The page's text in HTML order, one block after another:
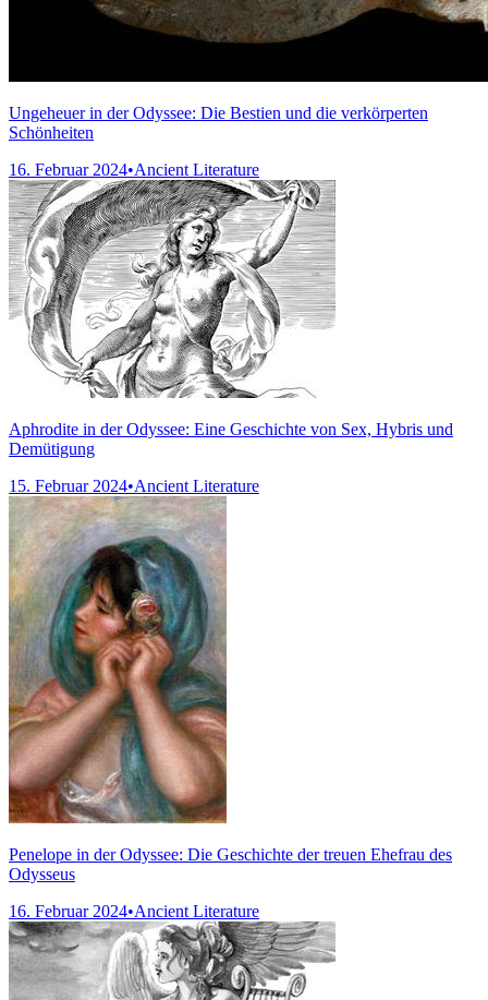
Ungeheuer in der Odyssee: Die Bestien und die verkörperten
Schönheiten
16. Februar 2024•Ancient Literature
Aphrodite in der Odyssee: Eine Geschichte von Sex, Hybris und
Demütigung
15. Februar 2024•Ancient Literature
Penelope in der Odyssee: Die Geschichte der treuen Ehefrau des
Odysseus
16. Februar 2024•Ancient Literature